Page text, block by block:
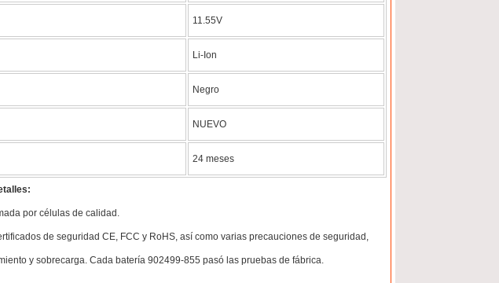
11.55V
Li-Ion
Negro
NUEVO
24 meses
por células de calidad.
de seguridad CE, FCC y RoHS, así como varias precauciones de seguridad,
y sobrecarga. Cada batería 902499-855 pasó las pruebas de fábrica.